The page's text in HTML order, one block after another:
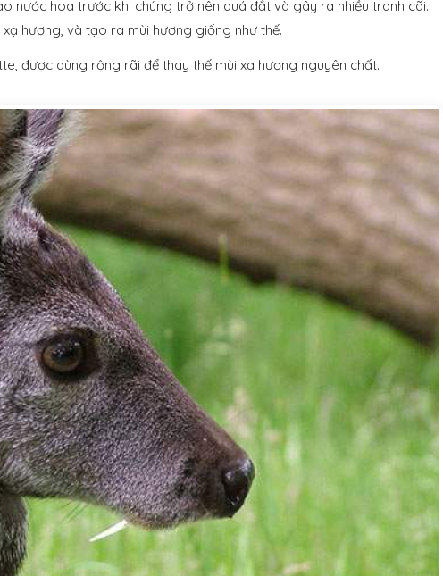
nước hoa trước khi chúng trở nên quá đắt và gây ra nhiều tranh cãi.
hương, và tạo ra mùi hương giống như thế.
được dùng rộng rãi để thay thế mùi xạ hương nguyên chất.